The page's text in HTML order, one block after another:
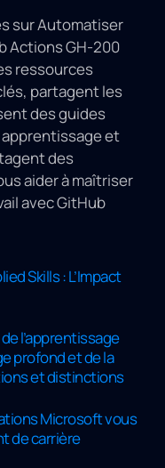
sur Automatiser
Actions GH-200
ressources
partagent les
des guides
et
des
aider à maîtriser
avec GitHub
Skills : L’Impact
l’apprentissage
profond et de la
et distinctions
Microsoft vous
de carrière